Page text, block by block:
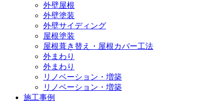
外壁屋根
外壁塗装
外壁サイディング
屋根塗装
屋根葺き替え・屋根カバー工法
外まわり
外まわり
リノベーション・増築
リノベーション・増築
施工事例